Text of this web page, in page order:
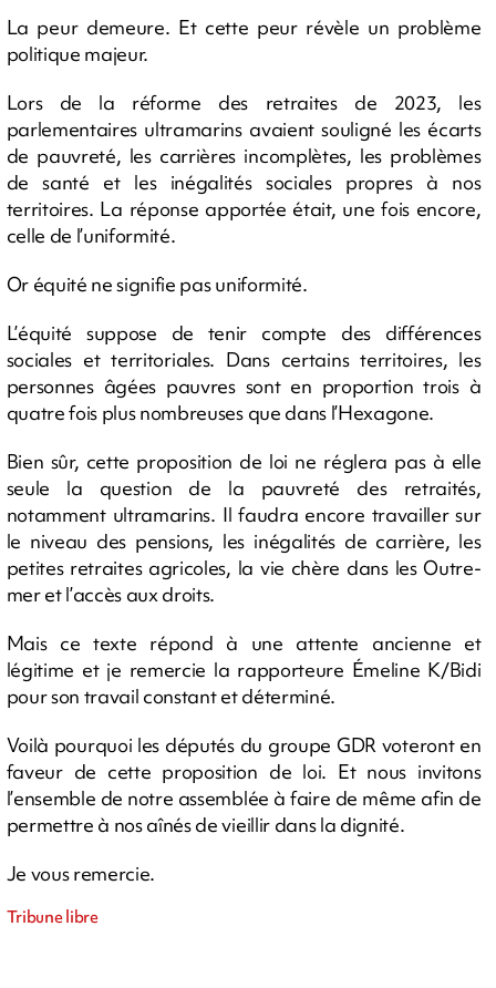
La peur demeure. Et cette peur révèle un problème
politique majeur.
Lors de la réforme des retraites de 2023, les
parlementaires ultramarins avaient souligné les écarts
de pauvreté, les carrières incomplètes, les problèmes
de santé et les inégalités sociales propres à nos
territoires. La réponse apportée était, une fois encore,
celle de l’uniformité.
Or équité ne signifie pas uniformité.
L’équité suppose de tenir compte des différences
sociales et territoriales. Dans certains territoires, les
personnes âgées pauvres sont en proportion trois à
quatre fois plus nombreuses que dans l’Hexagone.
Bien sûr, cette proposition de loi ne réglera pas à elle
seule la question de la pauvreté des retraités,
notamment ultramarins. Il faudra encore travailler sur
le niveau des pensions, les inégalités de carrière, les
petites retraites agricoles, la vie chère dans les Outre-
mer et l’accès aux droits.
Mais ce texte répond à une attente ancienne et
légitime et je remercie la rapporteure Émeline K/Bidi
pour son travail constant et déterminé.
Voilà pourquoi les députés du groupe GDR voteront en
faveur de cette proposition de loi. Et nous invitons
l’ensemble de notre assemblée à faire de même afin de
permettre à nos aînés de vieillir dans la dignité.
Je vous remercie.
Tribune libre